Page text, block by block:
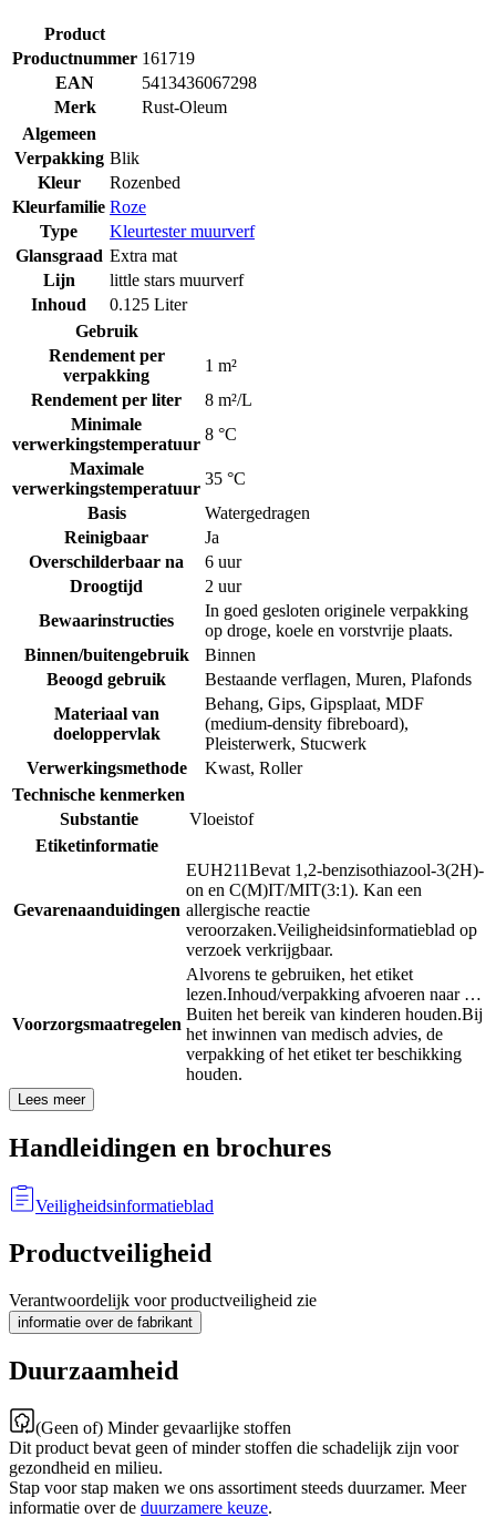
Product
Productnummer 161719
EAN
5413436067298
Merk
Rust-Oleum
Algemeen
Verpakking Blik
Kleur
Rozenbed
Kleurfamilie Roze
Type
Kleurtester muurverf
Glansgraad Extra mat
Lijn
little stars muurverf
Inhoud
0.125 Liter
Gebruik
Rendement per
verpakking
1 m²
Rendement per liter
8 m²/L
Minimale
verwerkingstemperatuur
8 °C
Maximale
verwerkingstemperatuur
35 °C
Basis
Watergedragen
Reinigbaar
Ja
Overschilderbaar na
6 uur
Droogtijd
2 uur
Bewaarinstructies
In goed gesloten originele verpakking
op droge, koele en vorstvrije plaats.
Binnen/buitengebruik
Binnen
Beoogd gebruik
Bestaande verflagen, Muren, Plafonds
Materiaal van
doeloppervlak
Behang, Gips, Gipsplaat, MDF
(medium-density fibreboard),
Pleisterwerk, Stucwerk
Verwerkingsmethode
Kwast, Roller
Technische kenmerken
Substantie
Vloeistof
Etiketinformatie
Gevarenaanduidingen
EUH211Bevat 1,2-benzisothiazool-3(2H)-
on en C(M)IT/MIT(3:1). Kan een
allergische reactie
veroorzaken.Veiligheidsinformatieblad op
verzoek verkrijgbaar.
Voorzorgsmaatregelen
Alvorens te gebruiken, het etiket
lezen.Inhoud/verpakking afvoeren naar …
Buiten het bereik van kinderen houden.Bij
het inwinnen van medisch advies, de
verpakking of het etiket ter beschikking
houden.
Lees meer
Handleidingen en brochures
Veiligheidsinformatieblad
Productveiligheid
Verantwoordelijk voor productveiligheid zie
informatie over de fabrikant
Duurzaamheid
(Geen of) Minder gevaarlijke stoffen
Dit product bevat geen of minder stoffen die schadelijk zijn voor
gezondheid en milieu.
Stap voor stap maken we ons assortiment steeds duurzamer. Meer
informatie over de duurzamere keuze.